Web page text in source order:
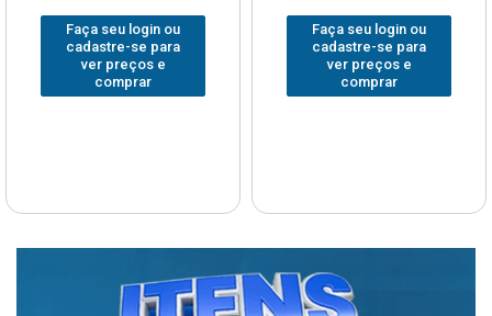
Faça seu login ou
cadastre-se para
ver preços e
comprar
Faça seu login ou
cadastre-se para
ver preços e
comprar